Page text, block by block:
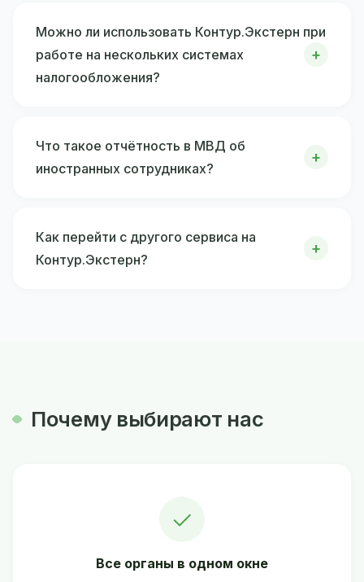
Можно ли использовать Контур.Экстерн при
работе на нескольких системах
налогообложения?
Что такое отчётность в МВД об
иностранных сотрудниках?
Как перейти с другого сервиса на
Контур.Экстерн?
Почему выбирают нас
✓
Все органы в одном окне